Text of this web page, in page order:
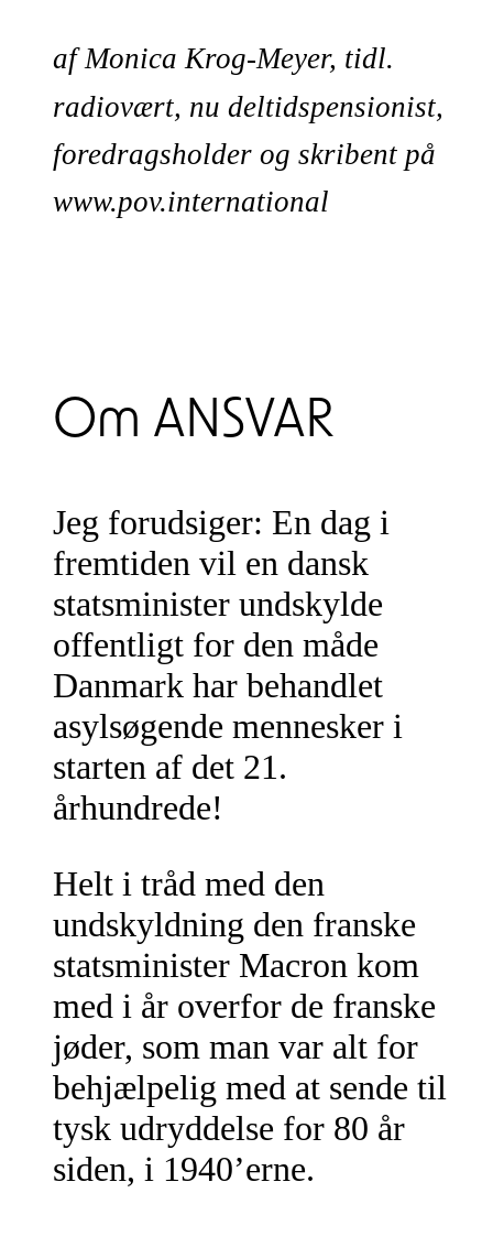
af Monica Krog-Meyer, tidl.
radiovært, nu deltidspensionist,
foredragsholder og skribent på
www.pov.international
Om ANSVAR
Jeg forudsiger: En dag i
fremtiden vil en dansk
statsminister undskylde
offentligt for den måde
Danmark har behandlet
asylsøgende mennesker i
starten af det 21.
århundrede!
Helt i tråd med den
undskyldning den franske
statsminister Macron kom
med i år overfor de franske
jøder, som man var alt for
behjælpelig med at sende til
tysk udryddelse for 80 år
siden, i 1940’erne.